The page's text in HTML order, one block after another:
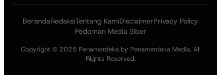
BerandaRedaksiTentang KamiDisclaimerPrivacy Policy
Pedoman Media Siber
Copyright © 2025 Penamerdeka by Penamerdeka Media. All
Rights Reserved.